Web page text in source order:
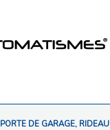
PORTE DE GARAGE, RIDEAU